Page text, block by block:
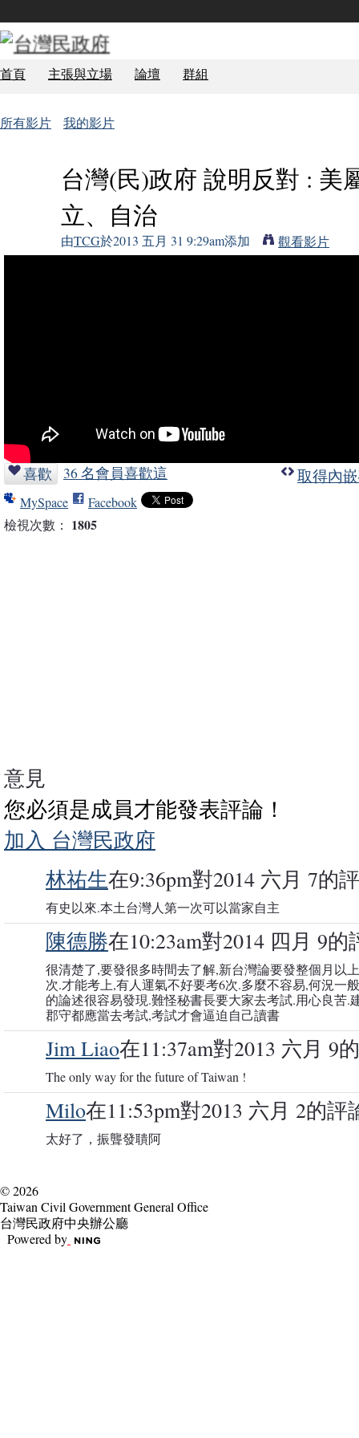
首頁 主張與立場 論壇 群組
所有影片 我的影片
台灣(民)政府 說明反對 : 美
立、自治
由TCG於2013 五月 31 9:29am添加 觀看影片
喜歡 36 名會員喜歡這
MySpace
Facebook
檢視次數： 1805
取得內
意見
您必須是成員才能發表評論！
加入 台灣民政府
林祐生在9:36pm對2014 六月 7的
有史以來.本土台灣人第一次可以當家自主
陳德勝在10:23am對2014 四月 9的
很清楚了,要發很多時間去了解,新台灣論要發整個月以
次.才能考上,有人運氣不好要考6次.多麼不容易,何況一
的論述很容易發現.難怪秘書長要大家去考試.用心良苦.
郡守都應當去考試,考試才會逼迫自己讀書
Jim Liao在11:37am對2013 六月 9
The only way for the future of Taiwan !
Milo在11:53pm對2013 六月 2的評
太好了，振聾發聵阿
© 2026
Taiwan Civil Government General Office
台灣民政府中央辦公廳
Powered by